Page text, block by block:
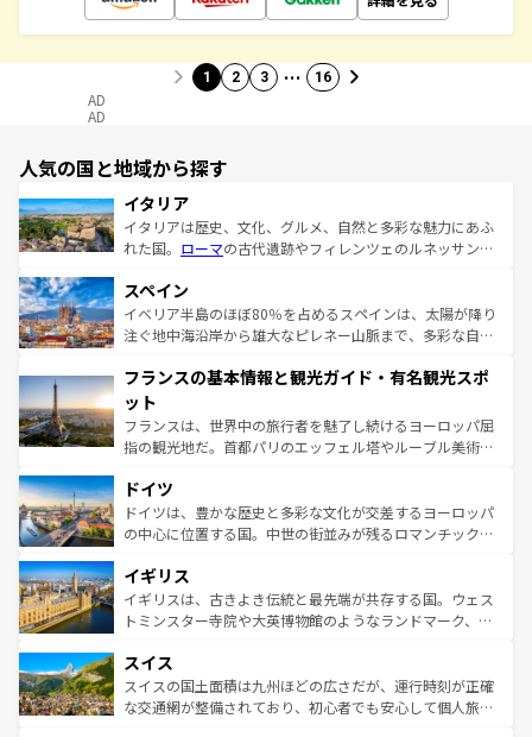
1 2 3 … 16
AD
AD
人気の国と地域から探す
イタリア
イタリアは歴史、文化、グルメ、自然と多彩な魅力にあふ
れた国。 ローマの古代遺跡やフィレンツェのルネッサンス
ろん、トスカーナの美しい田園風景やアマルフィ海岸の絶
景など、自然景観も見逃せない。観光の合間には、本場の
ピザやパスタなど、絶品のイタリア料理を堪能することも
ませてくれるイタリアで、忘れられない旅をしてみよう！
なお、新着のイタリア情報は
しい。
スペイン
イベリア半島のほぼ80％を占めるスペインは、太陽が降り
注ぐ地中海沿岸から雄大なピレネー山脈まで、多彩な自然
文化が根付くこの国では、情熱的なフラメンコ、熱気あふ
れる闘牛、そして美味しいタパスが生活の一部となってい
る。首都マドリードの洗練された雰囲気や、バルセロナの
アートに溢れた街角から、地方では古代ローマ遺跡や中世
せる。地方によって風土や気候が異なるスペインはその個
性で訪れる人を魅了する。 なお、新着のスペイン情報は コ
ンテンツ一覧を参照してほしい。
フランスの基本情報と観光ガイド・有名観光スポ
ット
フランスは、世界中の旅行者を魅了し続けるヨーロッパ屈
指の観光地だ。首都パリのエッフェル塔やルーブル美術館
で、幅広い魅力が詰まっている。華麗な宮殿、歴史的な大
聖堂、美しいビーチ、そして豊かな自然が、訪れる者を心
から魅了する。また、フランスは美食の国としても知ら
いる。シャンパンの発祥地であるランス、プロヴァンスの
香り高いラベンダー畑など、多彩な楽しみ方が可能だ。さ
らに、パリ以外の地域にも魅力が溢れており、どの街角に
れる地方に足を運ぶとそれぞれで全く異なる文化を体験で
きるだろう。 なお、新着のフランス情報はコンテンツ一覧
を参照してほしい。
ドイツ
ドイツは、豊かな歴史と多彩な文化が交差するヨーロッパ
の中心に位置する国。中世の街並みが残るロマンチック街
顔を持つこの国は、どこを歩いても飽きることがない。ベ
ルリンの文化的活気、バイエルン州のアルプスの絶景、そ
してライン川沿いのワイン畑といった風景は必見。ビール
は、お酒好きな人にはぜひ体験してほしい。 なお、新着の
ドイツ情報はコンテンツ一覧を参照してほしい。
イギリス
イギリスは、古きよき伝統と最先端が共存する国。ウェス
トミンスター寺院や大英博物館のようなランドマーク、歴
リアごとに異なる魅力がある。また、優雅なアフタヌーン
ティー、ビール好きにはたまらない英国パブ、サッカー観
戦など、本場だからこそできる体験も豊富。イギリスを旅
スイス
スイスの国土面積は九州ほどの広さだが、運行時刻が正確
な交通網が整備されており、初心者でも安心して個人旅行